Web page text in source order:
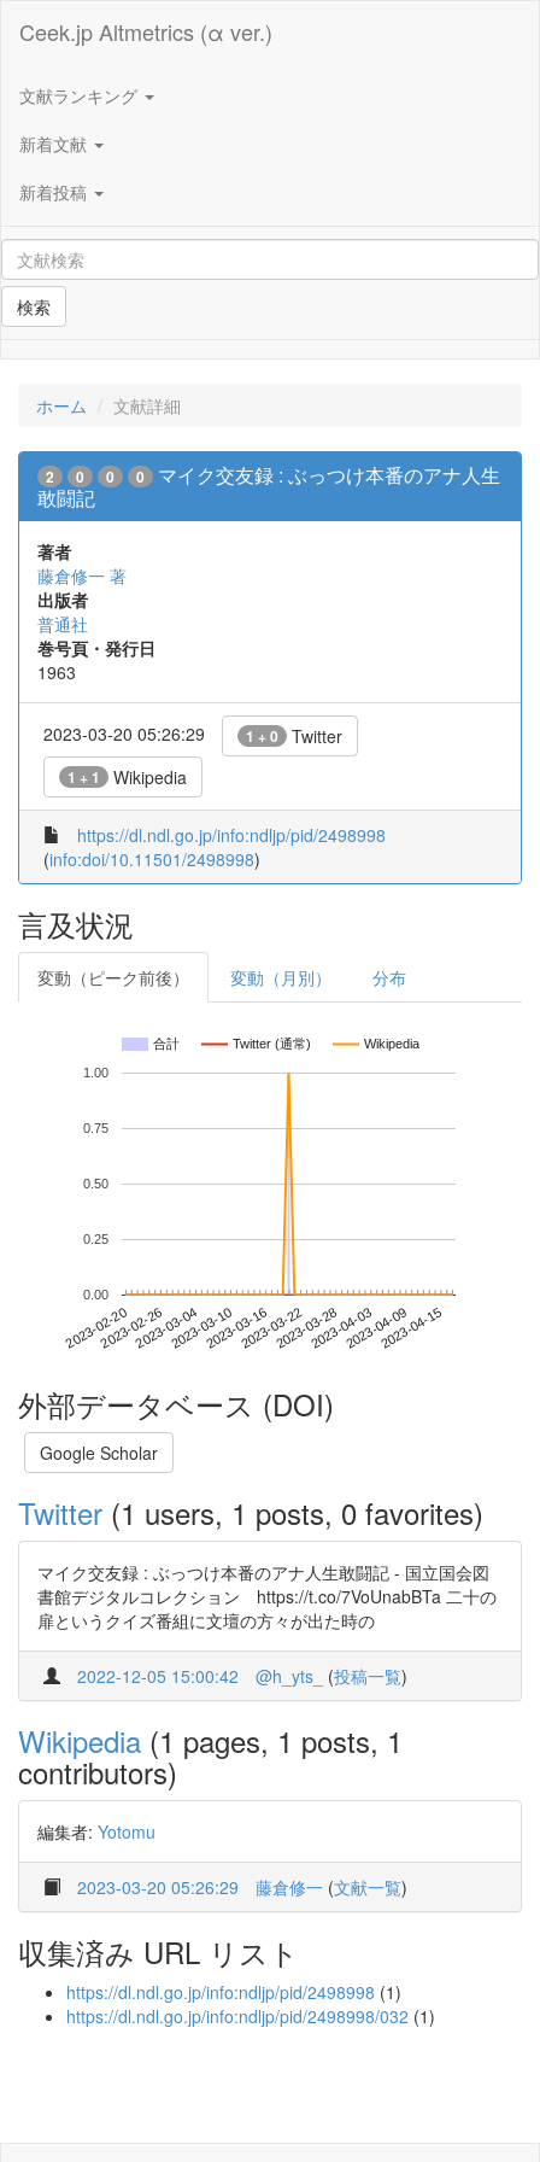
Ceek.jp Altmetrics (α ver.)
文献ランキング
新着文献
新着投稿
検索
ホーム 文献詳細
2 0 0 0
マイク交友録 : ぶっつけ本番のアナ人生
敢闘記
著者
藤倉修一 著
出版者
普通社
巻号頁・発行日
1963
2023-03-20 05:26:29 1 + 0 Twitter
1 + 1 Wikipedia
https://dl.ndl.go.jp/info:ndljp/pid/2498998
(info:doi/10.11501/2498998)
言及状況
変動（ピーク前後） 変動（月別） 分布
合計 Twitter (通常) Wikipedia
2023-02-202023-02-262023-03-042023-03-102023-03-162023-03-222023-03-282023-04-032023-04-092023-04-15
0.00
0.25
0.50
0.75
1.00
外部データベース (DOI)
Google Scholar
Twitter (1 users, 1 posts, 0 favorites)
マイク交友録 : ぶっつけ本番のアナ人生敢闘記 - 国立国会図
書館デジタルコレクション https://t.co/7VoUnabBTa 二十の
扉というクイズ番組に文壇の方々が出た時の
2022-12-05 15:00:42 @h_yts_ (投稿一覧)
Wikipedia (1 pages, 1 posts, 1
contributors)
編集者: Yotomu
2023-03-20 05:26:29 藤倉修一 (文献一覧)
収集済み URL リスト
https://dl.ndl.go.jp/info:ndljp/pid/2498998 (1)
https://dl.ndl.go.jp/info:ndljp/pid/2498998/032 (1)